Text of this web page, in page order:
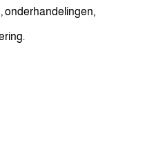
onderhandelingen,